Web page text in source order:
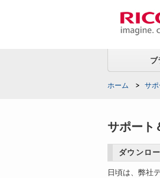
ブ
ホーム サポ
サポート
ダウンロ
日頃は、弊社